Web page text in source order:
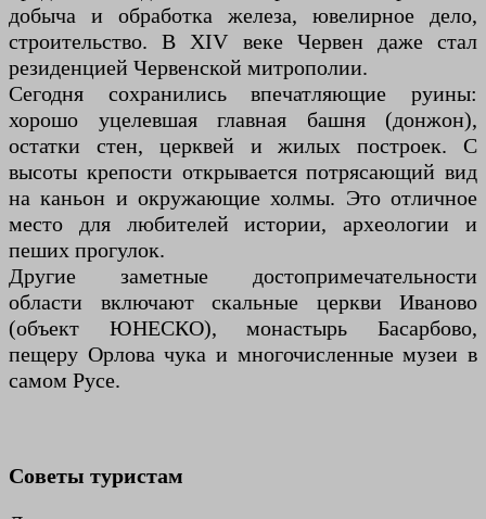
добыча и обработка железа, ювелирное дело,
строительство. В XIV веке Червен даже стал
резиденцией Червенской митрополии.
Сегодня сохранились впечатляющие руины:
хорошо уцелевшая главная башня (донжон),
остатки стен, церквей и жилых построек. С
высоты крепости открывается потрясающий вид
на каньон и окружающие холмы. Это отличное
место для любителей истории, археологии и
пеших прогулок.
Другие заметные достопримечательности
области включают скальные церкви Иваново
(объект ЮНЕСКО), монастырь Басарбово,
пещеру Орлова чука и многочисленные музеи в
самом Русе.
Советы туристам